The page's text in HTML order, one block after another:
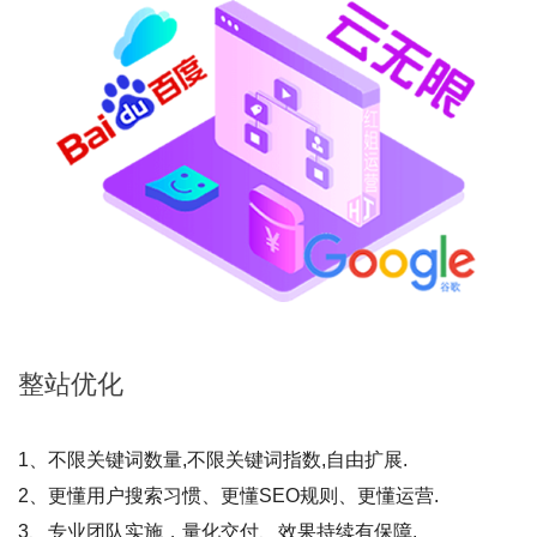
整站优化
1、不限关键词数量,不限关键词指数,自由扩展.
2、更懂用户搜索习惯、更懂SEO规则、更懂运营.
3、专业团队实施，量化交付、效果持续有保障.